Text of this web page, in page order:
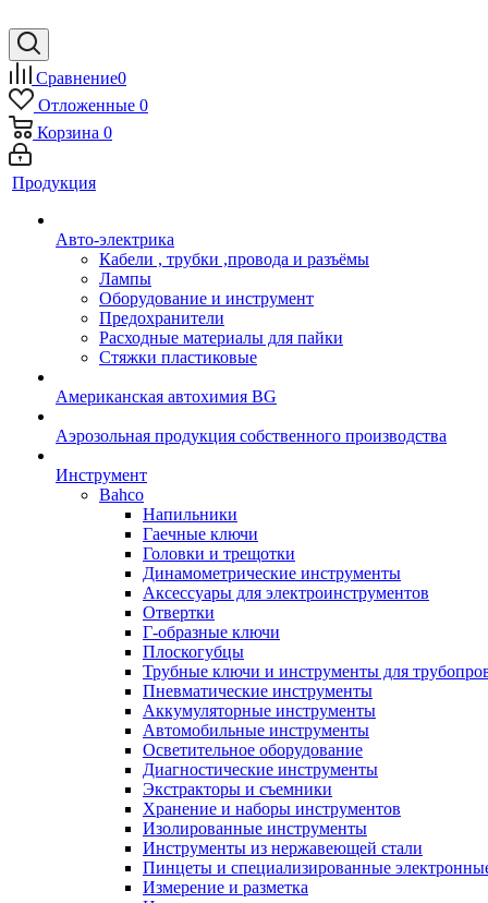
Сравнение0
Отложенные 0
Корзина 0
Продукция
Авто-электрика
Кабели , трубки ,провода и разъёмы
Лампы
Оборудование и инструмент
Предохранители
Расходные материалы для пайки
Стяжки пластиковые
Американская автохимия BG
Аэрозольная продукция собственного производства
Инструмент
Bahco
Напильники
Гаечные ключи
Головки и трещотки
Динамометрические инструменты
Аксессуары для электроинструментов
Отвертки
Г-образные ключи
Плоскогубцы
Трубные ключи и инструменты для
Пневматические инструменты
Аккумуляторные инструменты
Автомобильные инструменты
Осветительное оборудование
Диагностические инструменты
Экстракторы и съемники
Хранение и наборы инструментов
Изолированные инструменты
Инструменты из нержавеющей стали
Пинцеты и специализированные
Измерение и разметка